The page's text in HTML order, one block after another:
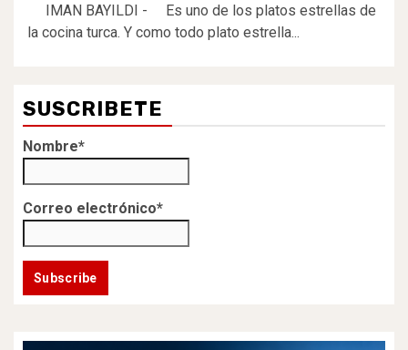
IMAN BAYILDI - Es uno de los platos estrellas de
la cocina turca. Y como todo plato estrella...
SUSCRIBETE
Nombre*
Correo electrónico*